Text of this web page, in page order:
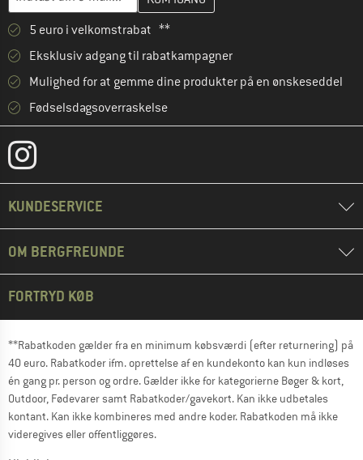
5 euro i velkomstrabat **
Eksklusiv adgang til rabatkampagner
Mulighed for at gemme dine produkter på en ønskeseddel
Fødselsdagsoverraskelse
KUNDESERVICE
OM BERGFREUNDE
FORTRYD KØB
**Rabatkoden gælder fra en minimum købsværdi (efter returnering) på
40 euro. Rabatkoder ifm. oprettelse af en kundekonto kan kun indløses
én gang pr. person og ordre. Gælder ikke for kategorierne Bøger & kort,
Outdoor, Fødevarer samt Rabatkoder/gavekort. Kan ikke udbetales
kontant. Kan ikke kombineres med andre koder. Rabatkoden må ikke
videregives eller offentliggøres.